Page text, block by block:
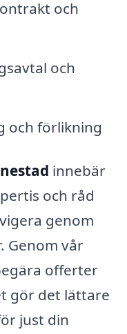
och
och
och förlikning
innebär
och råd
genom
Genom vår
offerter
gör det lättare
just din